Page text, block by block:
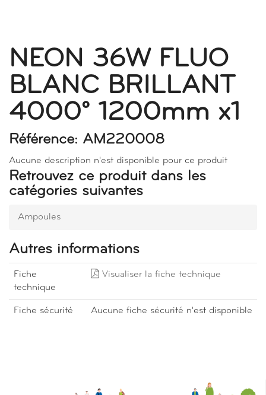
NEON 36W FLUO
BLANC BRILLANT
4000° 1200mm x1
Référence: AM220008
Aucune description n'est disponible pour ce produit
Retrouvez ce produit dans les
catégories suivantes
Ampoules
Autres informations
Fiche
technique
Visualiser la fiche technique
Fiche sécurité Aucune fiche sécurité n'est disponible